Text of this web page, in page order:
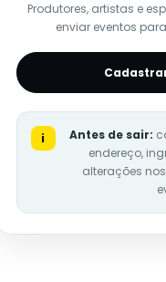
Produtores, artistas e
enviar eventos
i Antes de sair:
endereço,
alterações